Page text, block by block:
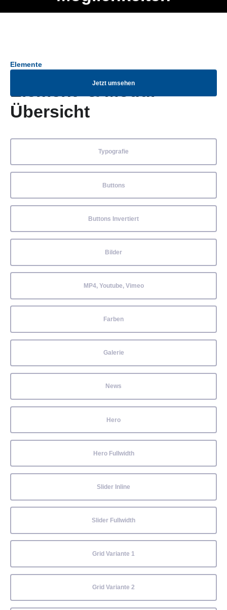
Jetzt umsehen
Elemente
Element- & Modul-
Übersicht
Typografie
Buttons
Buttons Invertiert
Bilder
MP4, Youtube, Vimeo
Farben
Galerie
News
Hero
Hero Fullwidth
Slider Inline
Slider Fullwidth
Grid Variante 1
Grid Variante 2